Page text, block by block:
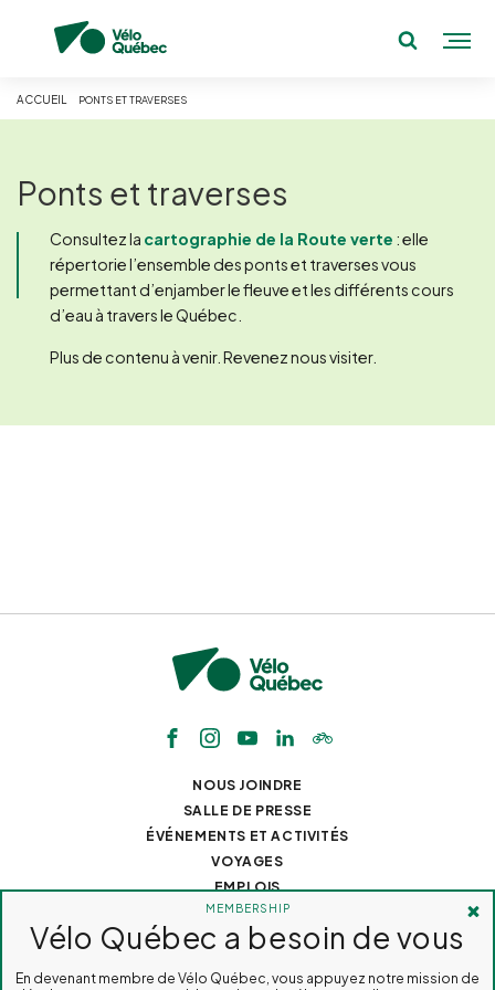
ACCUEIL PONTS ET TRAVERSES
Ponts et traverses
Consultez la cartographie de la Route verte : elle
répertorie l’ensemble des ponts et traverses vous
permettant d’enjamber le fleuve et les différents cours
d’eau à travers le Québec.
Plus de contenu à venir. Revenez nous visiter.
NOUS JOINDRE
SALLE DE PRESSE
ÉVÉNEMENTS ET ACTIVITÉS
VOYAGES
EMPLOIS
MEMBERSHIP
Vélo Québec a besoin de vous
TOUS DROITS RÉSERVÉS 2026VÉLO QUÉBECCONCEPTION DE SITES